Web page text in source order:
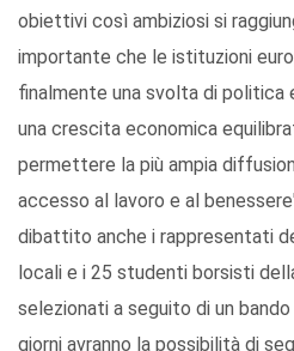
obiettivi così ambiziosi si
importante che le istituzioni
finalmente una svolta di politica
una crescita economica
permettere la più ampia
accesso al lavoro e al
dibattito anche i rappresentati
locali e i 25 studenti borsisti
selezionati a seguito di un
giorni avranno la possibilità di